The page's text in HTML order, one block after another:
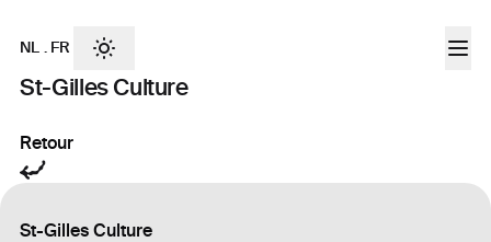
St-Gilles Culture
NL . FR
Retour
St-Gilles Culture